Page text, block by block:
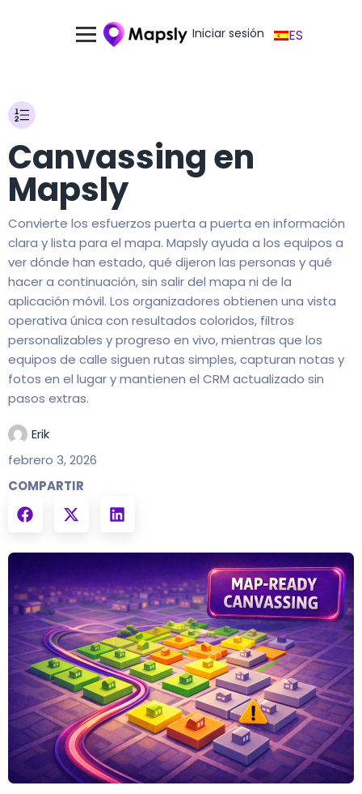
Iniciar sesión ES
Canvassing en
Mapsly
Convierte los esfuerzos puerta a puerta en información
clara y lista para el mapa. Mapsly ayuda a los equipos a
ver dónde han estado, qué dijeron las personas y qué
hacer a continuación, sin salir del mapa ni de la
aplicación móvil. Los organizadores obtienen una vista
operativa única con resultados coloridos, filtros
personalizables y progreso en vivo, mientras que los
equipos de calle siguen rutas simples, capturan notas y
fotos en el lugar y mantienen el CRM actualizado sin
pasos extras.
Erik
febrero 3, 2026
COMPARTIR